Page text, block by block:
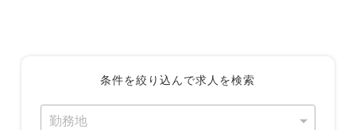
条件を絞り込んで求人を検索